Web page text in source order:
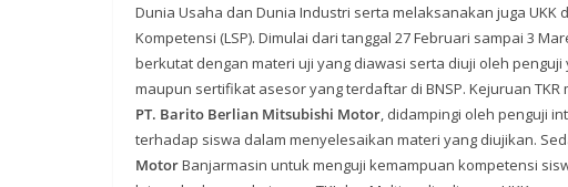
Dunia Usaha dan Dunia Industri serta melaksanakan juga
Kompetensi (LSP). Dimulai dari tanggal 27 Februari sampai 3
berkutat dengan materi uji yang diawasi serta diuji oleh
maupun sertifikat asesor yang terdaftar di BNSP. Kejuruan
PT. Barito Berlian Mitsubishi Motor, didampingi oleh penguji
terhadap siswa dalam menyelesaikan materi yang diujikan.
MotorBanjarmasin untuk menguji kemampuan kompetensi